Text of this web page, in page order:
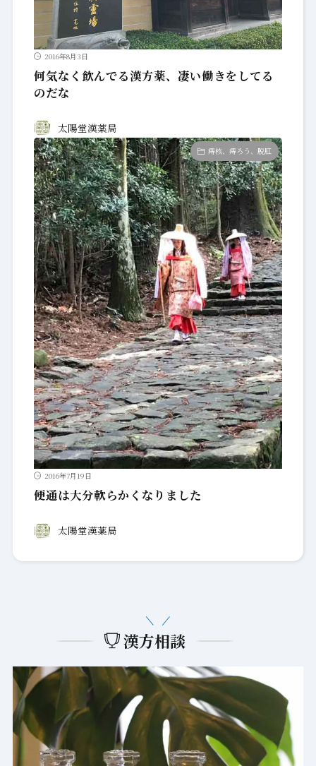
2016年8月3日
何気なく飲んでる漢方薬、凄い働きをしてる
のだな
太陽堂漢薬局
痔核、痔ろう、脱肛
2016年7月19日
便通は大分軟らかくなりました
漢方相談